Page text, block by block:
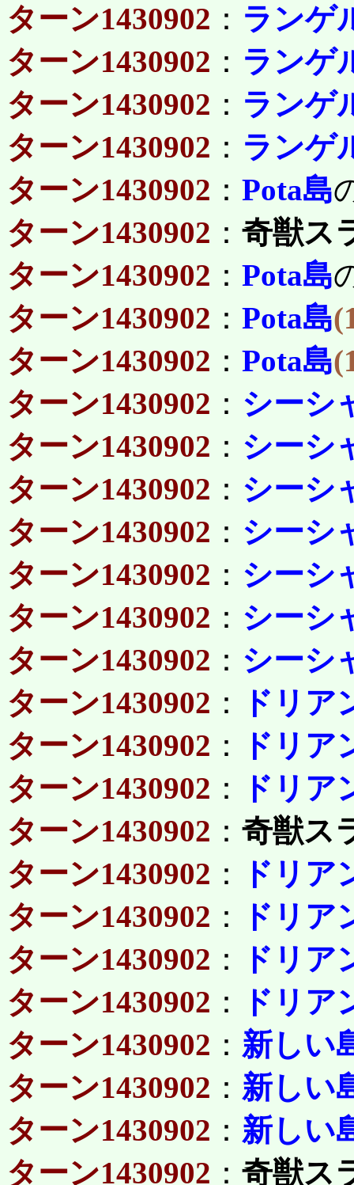
ターン1430902 ： ランゲ
ターン1430902 ： ランゲ
ターン1430902 ： ランゲ
ターン1430902 ： ランゲ
ターン1430902 ： Pota島
ターン1430902 ： 奇獣ス
ターン1430902 ： Pota島
ターン1430902 ： Pota島
ターン1430902 ： Pota島
ターン1430902 ： シーシ
ターン1430902 ： シーシ
ターン1430902 ： シーシ
ターン1430902 ： シーシ
ターン1430902 ： シーシ
ターン1430902 ： シーシ
ターン1430902 ： シーシ
ターン1430902 ：
ドリア
ターン1430902 ：
ドリア
ターン1430902 ：
ドリア
ターン1430902 ： 奇獣ス
ターン1430902 ：
ドリア
ターン1430902 ：
ドリア
ターン1430902 ：
ドリア
ターン1430902 ：
ドリア
ターン1430902 ： 新しい
ターン1430902 ： 新しい
ターン1430902 ： 新しい
ターン1430902 ： 奇獣ス